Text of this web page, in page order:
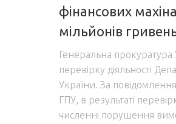
фінансових
мільйонів
Генеральна
перевірку діяльності
України. За
ГПУ, в результаті
численні порушення